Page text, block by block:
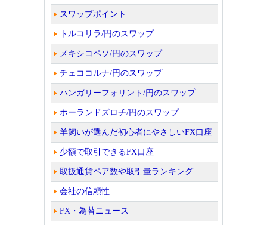
スワップポイント
トルコリラ/円のスワップ
メキシコペソ/円のスワップ
チェココルナ/円のスワップ
ハンガリーフォリント/円のスワップ
ポーランドズロチ/円のスワップ
羊飼いが選んだ初心者にやさしいFX口座
少額で取引できるFX口座
取扱通貨ペア数や取引量ランキング
会社の信頼性
FX・為替ニュース